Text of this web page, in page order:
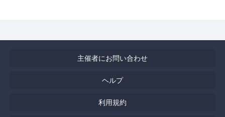
主催者にお問い合わせ
ヘルプ
利用規約